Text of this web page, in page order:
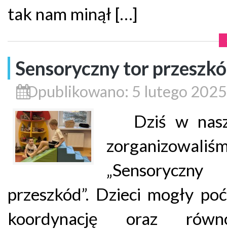
tak nam minął […]
Sensoryczny tor
Opublikowano: 5 lutego 2025
Dziś w
przeszkód”. Dzieci mogły
koordynację oraz